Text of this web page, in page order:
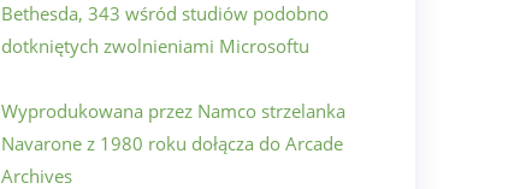
Bethesda, 343 wśród studiów podobno
dotkniętych zwolnieniami Microsoftu
Wyprodukowana przez Namco strzelanka
Navarone z 1980 roku dołącza do Arcade
Archives